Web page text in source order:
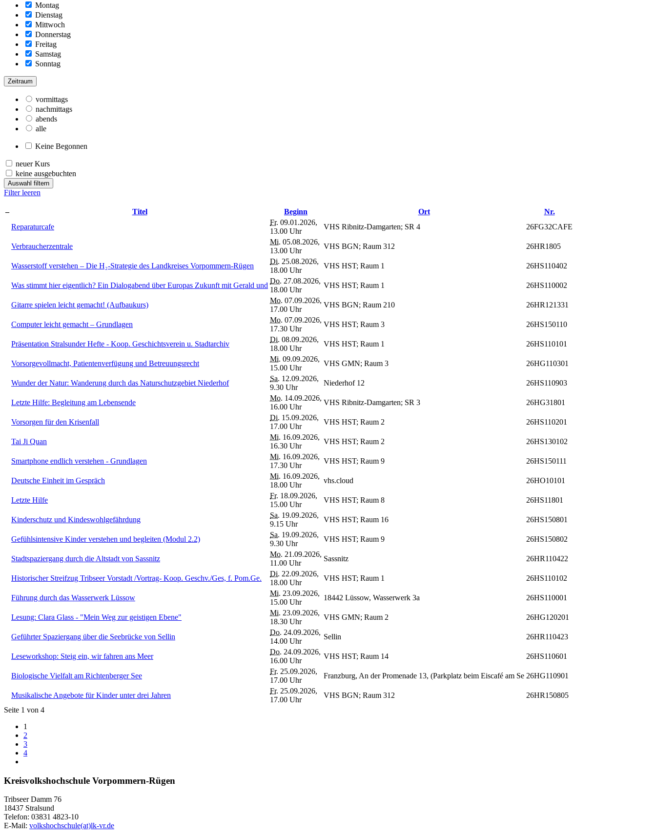
Montag
Dienstag
Mittwoch
Donnerstag
Freitag
Samstag
Sonntag
Zeitraum
vormittags
nachmittags
abends
alle
Keine Begonnen
neuer Kurs
keine ausgebuchten
Auswahl filtern
Filter leeren
– Titel Beginn Ort
Nr.
Reparaturcafe
Fr. 09.01.2026,
13.00 Uhr
VHS Ribnitz-Damgarten; SR 4 26FG32CAFE
Verbraucherzentrale
Mi. 05.08.2026,
13.00 Uhr
VHS BGN; Raum 312 26HR1805
Wasserstoff verstehen – Die H₂-Strategie des Landkreises Vorpommern-Rügen
Di. 25.08.2026,
18.00 Uhr
VHS HST; Raum 1 26HS110402
Was stimmt hier eigentlich? Ein Dialogabend über Europas Zukunft mit Gerald und
Do. 27.08.2026,
18.00 Uhr
VHS HST; Raum 1 26HS110002
Gitarre spielen leicht gemacht! (Aufbaukurs)
Mo. 07.09.2026,
17.00 Uhr
VHS BGN; Raum 210 26HR121331
Computer leicht gemacht – Grundlagen
Mo. 07.09.2026,
17.30 Uhr
VHS HST; Raum 3 26HS150110
Präsentation Stralsunder Hefte - Koop. Geschichtsverein u. Stadtarchiv
Di. 08.09.2026,
18.00 Uhr
VHS HST; Raum 1 26HS110101
Vorsorgevollmacht, Patientenverfügung und Betreuungsrecht
Mi. 09.09.2026,
15.00 Uhr
VHS GMN; Raum 3 26HG110301
Wunder der Natur: Wanderung durch das Naturschutzgebiet Niederhof
Sa. 12.09.2026,
9.30 Uhr
Niederhof 12 26HS110903
Letzte Hilfe: Begleitung am Lebensende
Mo. 14.09.2026,
16.00 Uhr
VHS Ribnitz-Damgarten; SR 3 26HG31801
Vorsorgen für den Krisenfall
Di. 15.09.2026,
17.00 Uhr
VHS HST; Raum 2 26HS110201
Tai Ji Quan
Mi. 16.09.2026,
16.30 Uhr
VHS HST; Raum 2 26HS130102
Smartphone endlich verstehen - Grundlagen
Mi. 16.09.2026,
17.30 Uhr
VHS HST; Raum 9 26HS150111
Deutsche Einheit im Gespräch
Mi. 16.09.2026,
18.00 Uhr
vhs.cloud 26HO10101
Letzte Hilfe
Fr. 18.09.2026,
15.00 Uhr
VHS HST; Raum 8 26HS11801
Kinderschutz und Kindeswohlgefährdung
Sa. 19.09.2026,
9.15 Uhr
VHS HST; Raum 16 26HS150801
Gefühlsintensive Kinder verstehen und begleiten (Modul 2.2)
Sa. 19.09.2026,
9.30 Uhr
VHS HST; Raum 9 26HS150802
Stadtspaziergang durch die Altstadt von Sassnitz
Mo. 21.09.2026,
11.00 Uhr
Sassnitz 26HR110422
Historischer Streifzug Tribseer Vorstadt /Vortrag- Koop. Geschv./Ges, f. Pom.Ge.
Di. 22.09.2026,
18.00 Uhr
VHS HST; Raum 1 26HS110102
Führung durch das Wasserwerk Lüssow
Mi. 23.09.2026,
15.00 Uhr
18442 Lüssow, Wasserwerk 3a 26HS110001
Lesung: Clara Glass - "Mein Weg zur geistigen Ebene"
Mi. 23.09.2026,
18.30 Uhr
VHS GMN; Raum 2 26HG120201
Geführter Spaziergang über die Seebrücke von Sellin
Do. 24.09.2026,
14.00 Uhr
Sellin 26HR110423
Leseworkshop: Steig ein, wir fahren ans Meer
Do. 24.09.2026,
16.00 Uhr
VHS HST; Raum 14 26HS110601
Biologische Vielfalt am Richtenberger See
Fr. 25.09.2026,
17.00 Uhr
Franzburg, An der Promenade 13, (Parkplatz beim Eiscafé am Se 26HG110901
Musikalische Angebote für Kinder unter drei Jahren
Fr. 25.09.2026,
17.00 Uhr
VHS BGN; Raum 312
26HR150805
Seite 1 von 4
1
2
3
4
Kreisvolkshochschule Vorpommern-Rügen
Tribseer Damm 76
18437 Stralsund
Telefon: 03831 4823-10
E-Mail: volkshochschule(at)lk-vr.de